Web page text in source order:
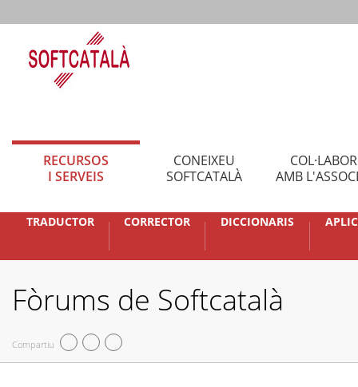
RECURSOS
I SERVEIS
CONEIXEU
SOFTCATALÀ
AMB
TRADUCTOR CORRECTOR DICCIONARIS
Fòrums de Softcatalà
Compartiu